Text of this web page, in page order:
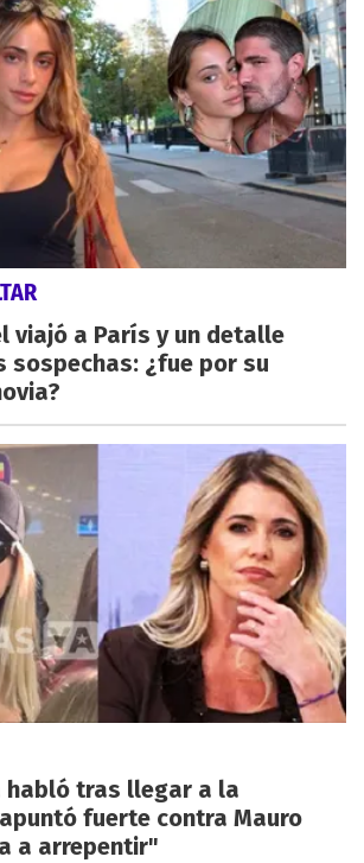
viajó a París y un detalle
sospechas: ¿fue por su
habló tras llegar a la
fuerte contra Mauro
a arrepentir"